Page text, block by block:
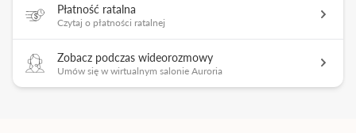
Płatność ratalna
Czytaj o płatności ratalnej
Zobacz podczas wideorozmowy
Umów się w wirtualnym salonie Auroria